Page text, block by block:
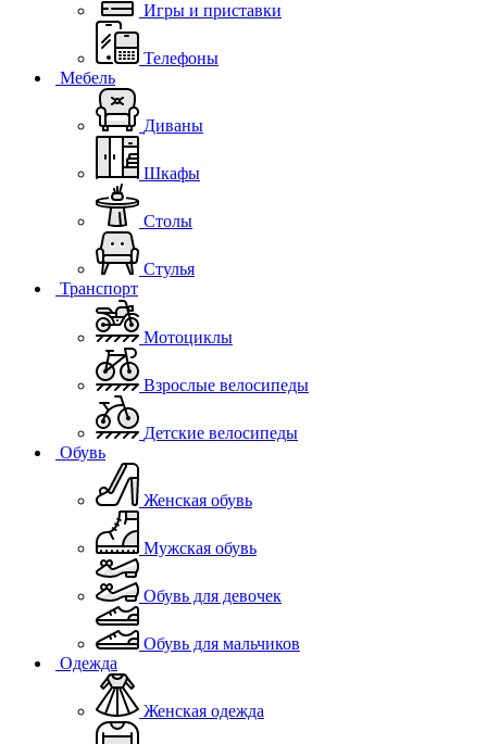
Игры и приставки
Телефоны
Мебель
Диваны
Шкафы
Столы
Стулья
Транспорт
Мотоциклы
Взрослые велосипеды
Детские велосипеды
Обувь
Женская обувь
Мужская обувь
Обувь для девочек
Обувь для мальчиков
Одежда
Женская одежда